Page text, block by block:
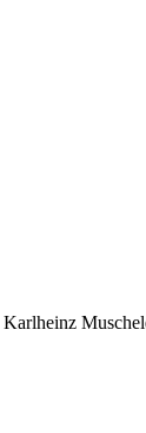
Karlheinz